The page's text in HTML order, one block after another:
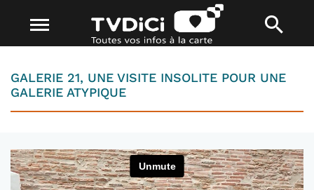
GALERIE 21, UNE VISITE INSOLITE POUR UNE
GALERIE ATYPIQUE